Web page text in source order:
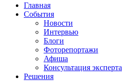
Главная
События
Новости
Интервью
Блоги
Фоторепортажи
Афиша
Консультация эксперта
Решения